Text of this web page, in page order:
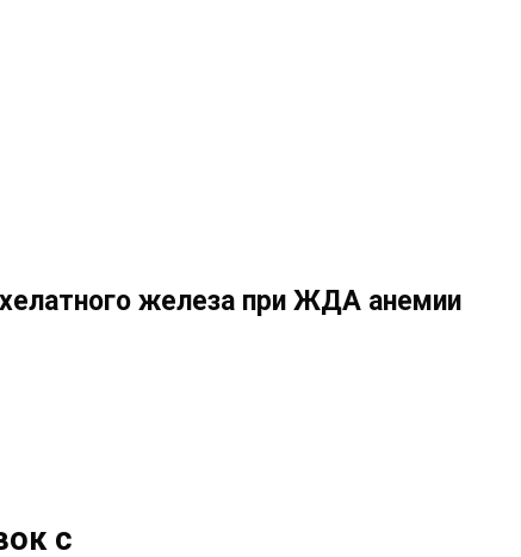
железа при ЖДА анемии
с